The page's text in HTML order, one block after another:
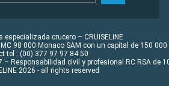
especializada crucero – CRUISELINE
98 000 Monaco SAM con un capital de 150 000
tel : (00) 377 97 97 84 50
Responsabilidad civil y profesional RC RSA de
2026 - all rights reserved